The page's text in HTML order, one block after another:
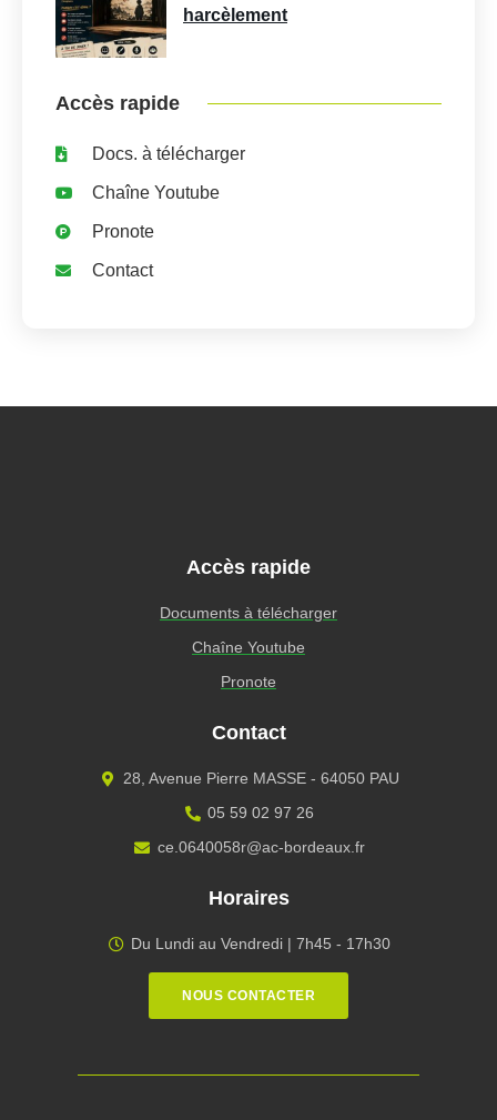
harcèlement
Accès rapide
Docs. à télécharger
Chaîne Youtube
Pronote
Contact
Accès rapide
Documents à télécharger
Chaîne Youtube
Pronote
Contact
28, Avenue Pierre MASSE - 64050 PAU
05 59 02 97 26
ce.0640058r@ac-bordeaux.fr
Horaires
Du Lundi au Vendredi | 7h45 - 17h30
NOUS CONTACTER